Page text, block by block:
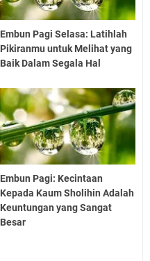
Embun Pagi Selasa: Latihlah
Pikiranmu untuk Melihat yang
Baik Dalam Segala Hal
Embun Pagi: Kecintaan
Kepada Kaum Sholihin Adalah
Keuntungan yang Sangat
Besar